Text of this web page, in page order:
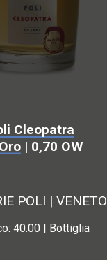
Cleopatra
| 0,70 OW
POLI | VENETO
40.00 | Bottiglia